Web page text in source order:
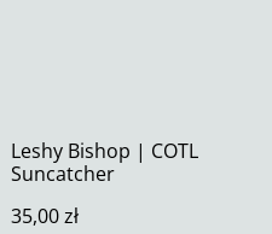
Leshy Bishop | COTL
Suncatcher
35,00 zł